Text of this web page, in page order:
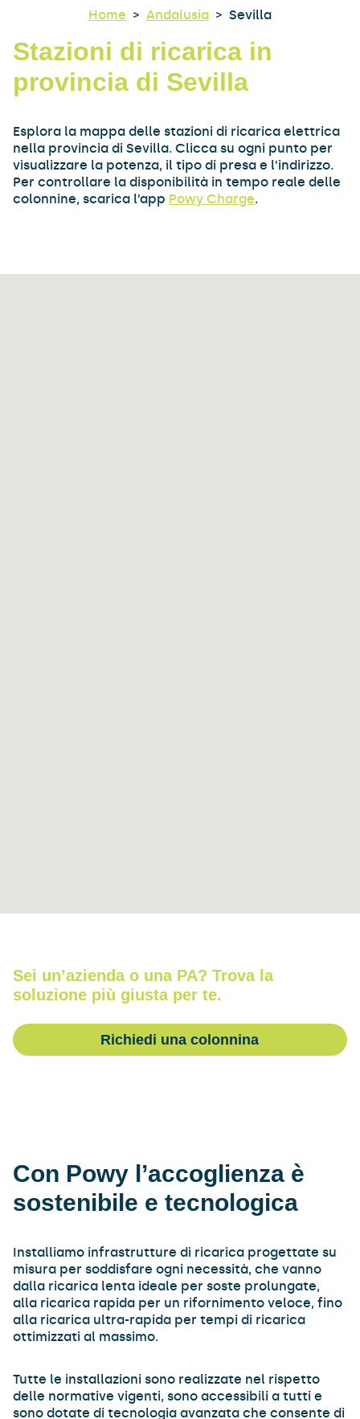
Home > Andalusia > Sevilla
Stazioni di ricarica in
provincia di Sevilla
Esplora la mappa delle stazioni di ricarica elettrica
nella provincia di Sevilla. Clicca su ogni punto per
visualizzare la potenza, il tipo di presa e l’indirizzo.
Per controllare la disponibilità in tempo reale delle
colonnine, scarica l’app Powy Charge.
Sei un’azienda o una PA?Trova la
soluzione più giusta per te.
Richiedi una colonnina
Con Powy l’accoglienza è
sostenibile e tecnologica
Installiamo infrastrutture di ricarica progettate su
misura per soddisfare ogni necessità, che vanno
dalla ricarica lenta ideale per soste prolungate,
alla ricarica rapida per un rifornimento veloce, fino
alla ricarica ultra-rapida per tempi di ricarica
ottimizzati al massimo.
Tutte le installazioni sono realizzate nel rispetto
delle normative vigenti, sono accessibili a tutti e
sono dotate di tecnologia avanzata che consente di